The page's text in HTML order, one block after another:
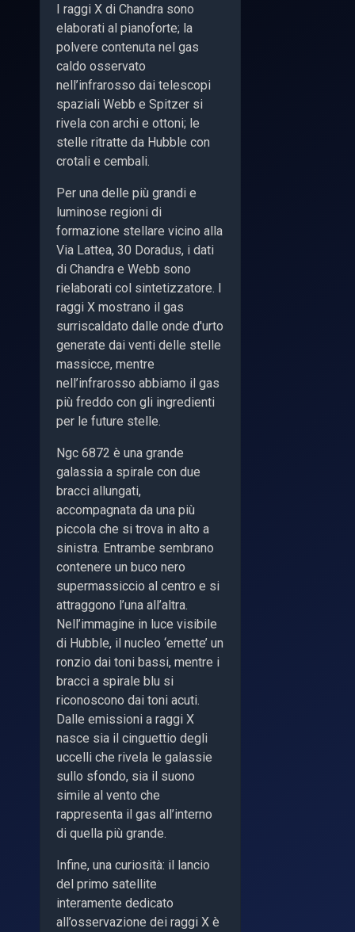
I raggi X di Chandra sono
elaborati al pianoforte; la
polvere contenuta nel gas
caldo osservato
nell’infrarosso dai telescopi
spaziali Webb e Spitzer si
rivela con archi e ottoni; le
stelle ritratte da Hubble con
crotali e cembali.
Per una delle più grandi e
luminose regioni di
formazione stellare vicino alla
Via Lattea, 30 Doradus, i dati
di Chandra e Webb sono
rielaborati col sintetizzatore. I
raggi X mostrano il gas
surriscaldato dalle onde d'urto
generate dai venti delle stelle
massicce, mentre
nell’infrarosso abbiamo il gas
più freddo con gli ingredienti
per le future stelle.
Ngc 6872 è una grande
galassia a spirale con due
bracci allungati,
accompagnata da una più
piccola che si trova in alto a
sinistra. Entrambe sembrano
contenere un buco nero
supermassiccio al centro e si
attraggono l’una all’altra.
Nell’immagine in luce visibile
di Hubble, il nucleo ‘emette’ un
ronzio dai toni bassi, mentre i
bracci a spirale blu si
riconoscono dai toni acuti.
Dalle emissioni a raggi X
nasce sia il cinguettio degli
uccelli che rivela le galassie
sullo sfondo, sia il suono
simile al vento che
rappresenta il gas all’interno
di quella più grande.
Infine, una curiosità: il lancio
del primo satellite
interamente dedicato
all’osservazione dei raggi X è